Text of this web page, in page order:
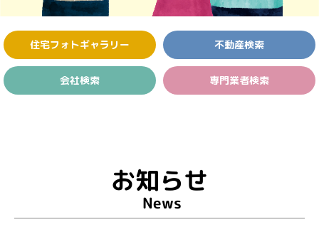
住宅フォトギャラリー 不動産検索
会社検索 専門業者検索
お知らせ
News